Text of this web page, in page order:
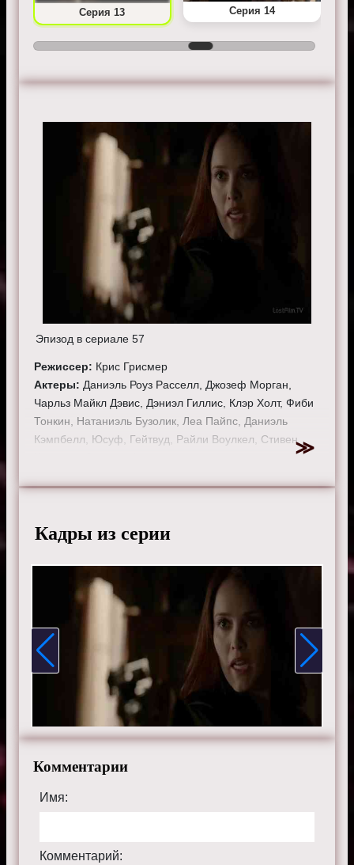
Серия 13 Серия 14
Эпизод в сериале 57
Режиссер: Крис Грисмер
Актеры: Даниэль Роуз Расселл, Джозеф Морган,
Чарльз Майкл Дэвис, Дэниэл Гиллис, Клэр Холт, Фиби
Тонкин, Натаниэль Бузолик, Леа Пайпс, Даниэль
Кэмпбелл, Юсуф, Гейтвуд, Райли Воулкел, Стивен
Смотрите онлайн 3 сезон 13 серию «Древние»
tv.ru.
Кадры из серии
Комментарии
Имя:
Комментарий: